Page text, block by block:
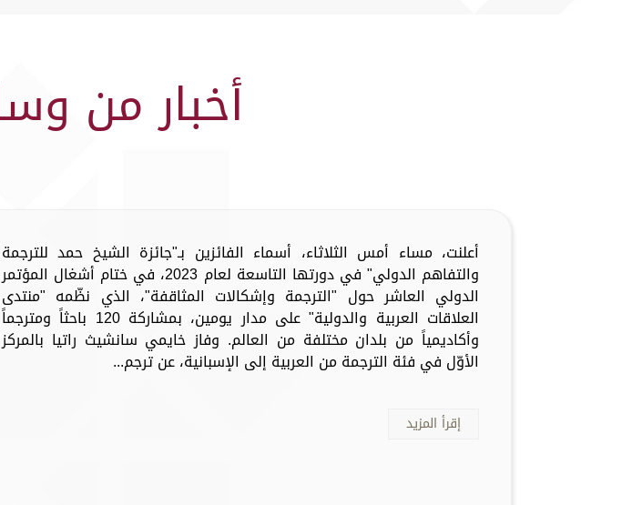
أخبار من
أعلنت، مساء أمس الثلاثاء، أسماء الفائزين بـ"جائزة الشيخ حمد للترجمة
والتفاهم الدولي" في دورتها التاسعة لعام 2023، في ختام أشغال المؤتمر
الدولي العاشر حول "الترجمة وإشكالات المثاقفة"، الذي نظّمه "منتدى
العلاقات العربية والدولية" على مدار يومين، بمشاركة 120 باحثاً ومترجماً
وأكاديمياً من بلدان مختلفة من العالم. وفاز خايمي سانشيث راتيا بالمركز
الأوّل في فئة الترجمة من العربية إلى الإسبانية، عن ترجم...
إقرأ المزيد